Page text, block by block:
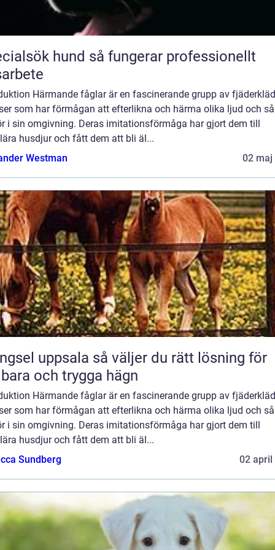
hund så fungerar professionellt
Härmande fåglar är en fascinerande grupp av
som har förmågan att efterlikna och härma olika ljud och
i sin omgivning. Deras imitationsförmåga har gjort dem till
husdjur och fått dem att bli äl...
Westman
02 maj
så väljer du rätt lösning för
och trygga hägn
Härmande fåglar är en fascinerande grupp av
som har förmågan att efterlikna och härma olika ljud och
i sin omgivning. Deras imitationsförmåga har gjort dem till
husdjur och fått dem att bli äl...
Sundberg
02 april